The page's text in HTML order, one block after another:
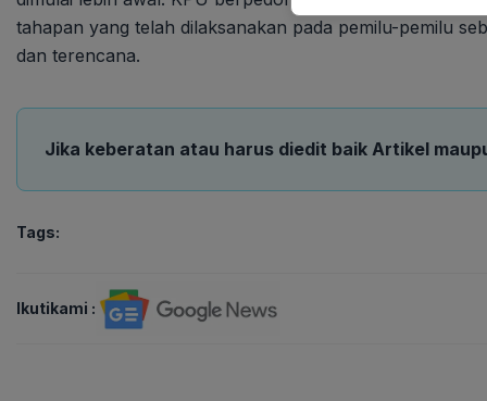
tahapan yang telah dilaksanakan pada pemilu-pemilu
dan terencana.
Jika keberatan atau harus diedit baik Artikel
Tags:
Ikutikami :